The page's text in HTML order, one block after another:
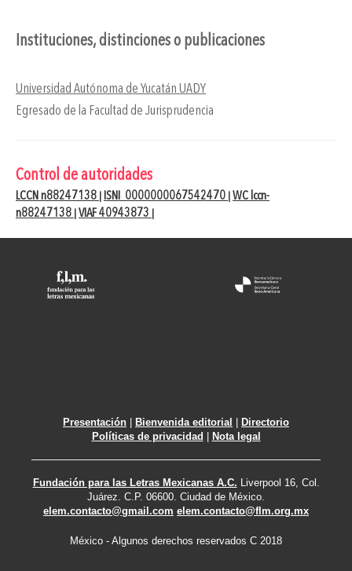
Instituciones, distinciones o publicaciones
Universidad Autónoma de Yucatán UADY
Egresado de la Facultad de Jurisprudencia
Control de autoridades
LCCN n88247138 ISNI 0000000067542470 WC lccn-
n88247138 VIAF 40943873
Presentación Bienvenida editorial
Directorio
Políticas de privacidad
Nota legal
Fundación para las Letras Mexicanas A.C. Liverpool 16, Col.
Juárez. C.P. 06600. Ciudad de México.
elem.contacto@gmail.com elem.contacto@flm.org.mx
México - Algunos derechos reservados C 2018